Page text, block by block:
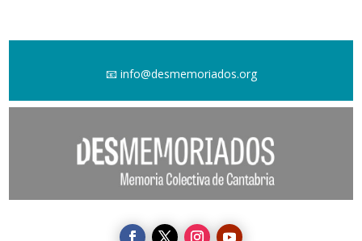
📧 info@desmemoriados.org